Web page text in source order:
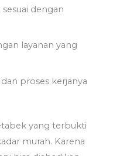
dengan
layanan yang
proses kerjanya
yang terbukti
murah. Karena